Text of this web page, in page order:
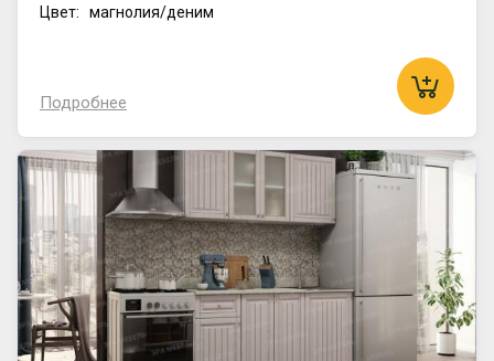
Цвет: магнолия/деним
Подробнее